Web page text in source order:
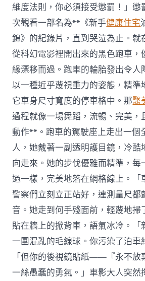
維度法則，你必須接受懲罰！」懲
次觀看一部名為**《新手健康住宅
錦》的紀錄片，直到哭泣為止。就
從科幻電影裡開出來的黑色跑車，
緣漂移而過。跑車的輪胎發出令人
以一種近乎蔑視重力的姿態，精準
它車身尺寸寬度的停車格中。那醫
過程就像一場舞蹈，流暢、完美，
動作**。跑車的駕駛座上走出一個
人，她戴著一副透明護目鏡，冷酷
向走來。她的步伐優雅而精準，每
過一樣，完美地落在網格線上。「
警察們立刻立正站好，連測量尺都
音。她走到何手殘面前，輕蔑地掃
貼在牆上的掀背車，語氣冰冷。「
一團混亂的毛線球。你污染了泊車
「但你的後視鏡貼紙——『永不放
一絲愚蠢的勇氣。」車影大人突然